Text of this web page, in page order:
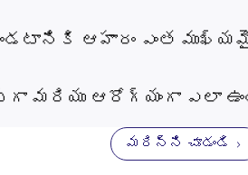
ఆహారం ఎంత
మరియు ఆరోగ్యంగా ఎలా
మరిన్ని చూడండి